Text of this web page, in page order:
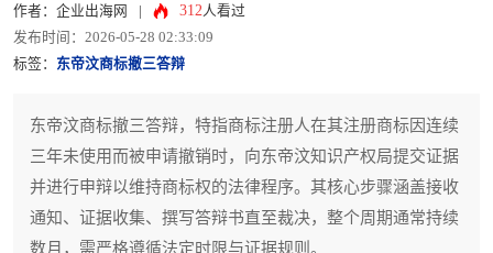
作者：企业出海网 312人看过
发布时间：2026-05-28 02:33:09
标签： 东帝汶商标撤三答辩
东帝汶商标撤三答辩，特指商标注册人在其注册商标因连续
三年未使用而被申请撤销时，向东帝汶知识产权局提交证据
并进行申辩以维持商标权的法律程序。其核心步骤涵盖接收
通知、证据收集、撰写答辩书直至裁决，整个周期通常持续
数月，需严格遵循法定时限与证据规则。